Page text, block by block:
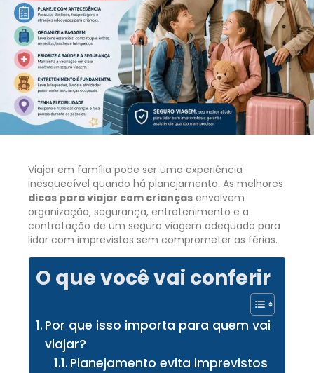
Viajar em família pode ser uma experiência
inesquecível quando há planejamento. As melhores
dicas para viajar com crianças envolvem
organização, segurança, entretenimento e a
contratação de um seguro viagem adequado para
lidar com imprevistos sem comprometer as férias.
O que você vai conferir
Por que isso importa para quem vai
viajar?
Planejamento evita imprevistos